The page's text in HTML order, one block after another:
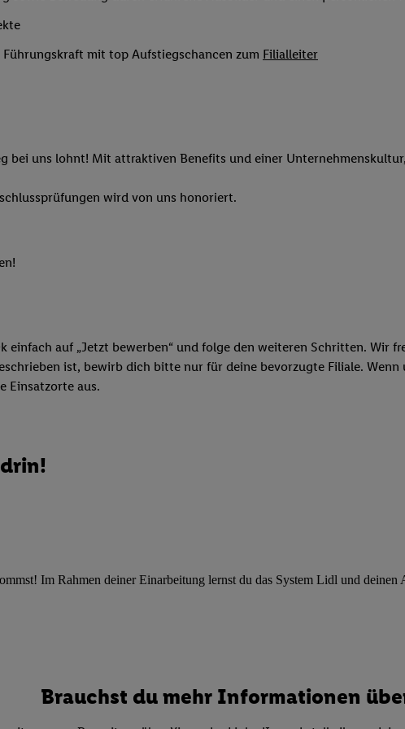
mit top Aufstiegschancen zum Filialleiter
bei uns lohnt! Mit attraktiven Benefits und einer
wird von uns honoriert.
einfach auf „Jetzt bewerben“ und folge den weiteren Schritten. Wir
ist, bewirb dich bitte nur für deine bevorzugte Filiale.
Einsatzorte aus.
Im Rahmen deiner Einarbeitung lernst du das System Lidl und
Brauchst du mehr Informationen
Ihre in einen Hashwert umgewandelte E-Mail-Adresse in gemeinsamer
erlauben Sie uns, der Utiq SA/NV („Utiq“) und Ihrem
Diensten zu erfassen. Insbesondere können Sie mittels dieser Technologie
Ihre Einwilligung speziell zur Nutzung der Utiq-Technologie - zusätzlich
Sie in den
Einwilligung jederzeit mit Wirkung für die Zukunft zu widerrufen, finden
.Die Impressen finden Sie hier.Unter „Anpassen“
oder Partner zulassen; das gilt auch für die nachfolgend
verschiedener Endgeräte, Identifikation von Geräten anhand
reduzierter Daten zur Auswahl von Werbeanzeigen. Messung der